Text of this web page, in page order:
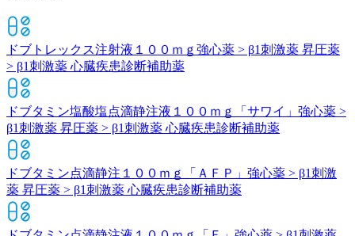
ドブトレックス注射液１００ｍｇ 強心薬 > β1刺激薬 昇圧薬
> β1刺激薬 心臓疾患診断補助薬
ドブタミン塩酸塩点滴静注液１００ｍｇ「サワイ」 強心薬 >
β1刺激薬 昇圧薬 > β1刺激薬 心臓疾患診断補助薬
ドブタミン点滴静注１００ｍｇ「ＡＦＰ」 強心薬 > β1刺激
薬 昇圧薬 > β1刺激薬 心臓疾患診断補助薬